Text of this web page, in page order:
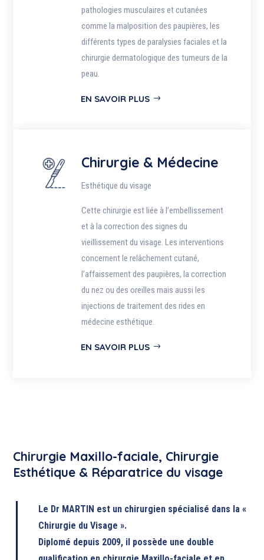
pathologies musculaires et cutanées
comme la malposition des paupières, les
différents types de paralysies faciales et la
chirurgie dermatologique des tumeurs de la
peau.
EN SAVOIR PLUS
Chirurgie & Médecine
Esthétique du visage
Cette chirurgie est liée à l’embellissement
et à la correction des signes du
vieillissement du visage. Les interventions
concernent le relâchement cutané,
l’affaissement des paupières, la correction
du nez ou des oreilles mais aussi les
injections de traitement des rides en
médecine esthétique.
EN SAVOIR PLUS
Chirurgie Maxillo-faciale, Chirurgie
Esthétique & Réparatrice du visage
Le Dr MARTIN est un chirurgien spécialisé dans la «
Chirurgie du Visage ».
Diplomé depuis 2009, il possède une double